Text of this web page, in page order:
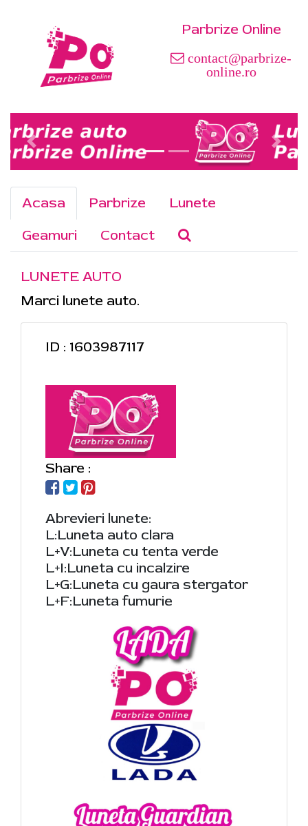
Parbrize Online
contact@parbrize-
online.ro
Acasa Parbrize
Lunete
Geamuri
Contact
LUNETE AUTO
Marci lunete auto.
ID : 1603987117
Share :
Abrevieri lunete:
L:Luneta auto clara
L+V:Luneta cu tenta verde
L+I:Luneta cu incalzire
L+G:Luneta cu gaura stergator
L+F:Luneta fumurie